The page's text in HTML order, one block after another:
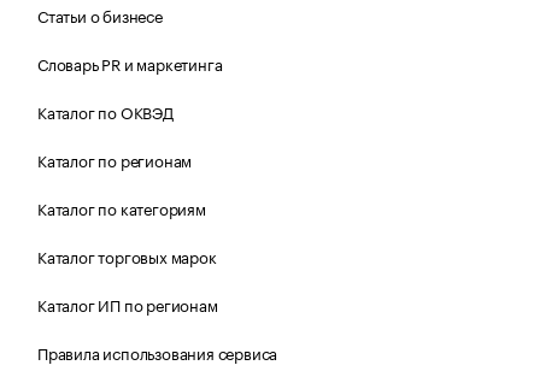
Статьи о бизнесе
Словарь PR и маркетинга
Каталог по ОКВЭД
Каталог по регионам
Каталог по категориям
Каталог торговых марок
Каталог ИП по регионам
Правила использования сервиса